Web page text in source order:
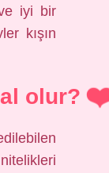
iyi bir
kışın
olur?